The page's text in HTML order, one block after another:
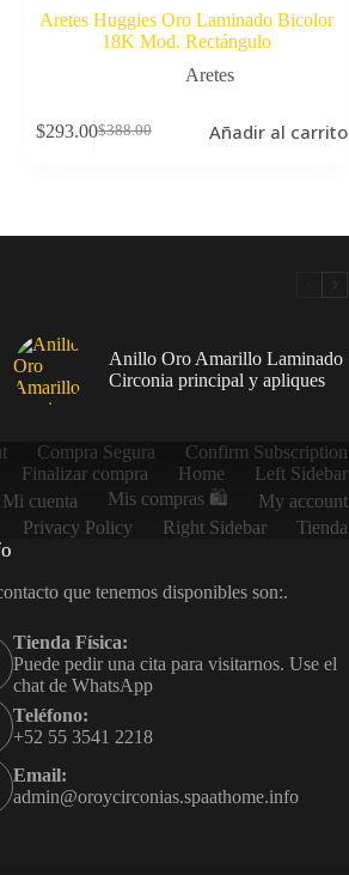
Aretes Huggies Oro Laminado Bicolor
18K Mod. Rectángulo
Aretes
$388.00
El
$293.00El
Añadir al carrito
Anillo Oro Amarillo Laminado
Circonia principal y apliques
Compra Segura
Confirm Subscription
Finalizar compra Home
Left Sidebar
Mi cuenta Mis compras 🛍️
My account
Privacy Policy
Right Sidebar
Tienda
que tenemos disponibles son:.
Tienda Física:
Puede pedir una cita para visitarnos. Use el
chat de WhatsApp
Teléfono:
+52 55 3541 2218
Email:
admin@oroycirconias.spaathome.info